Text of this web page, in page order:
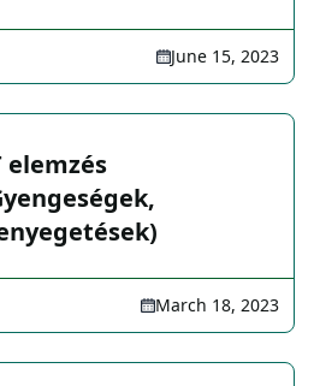
June 15, 2023
elemzés
March 18, 2023